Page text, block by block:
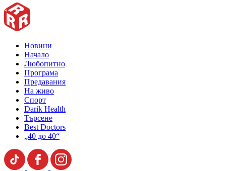
Новини
Начало
Любопитно
Програма
Предавания
На живо
Спорт
Darik Health
Търсене
Best Doctors
„40 до 40“